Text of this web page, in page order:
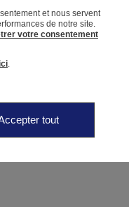
et nous servent
de notre site.
votre consentement
.
tout